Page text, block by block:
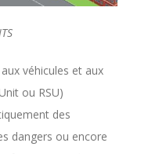
véhicules et aux
ou RSU)
des
dangers ou encore